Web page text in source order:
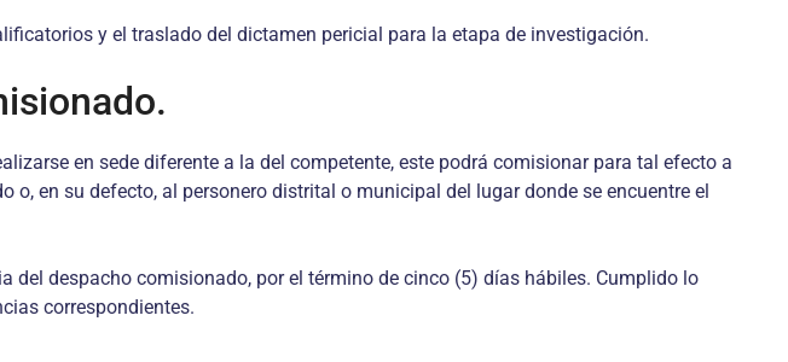
y el traslado del dictamen pericial para la etapa de investigación.
en sede diferente a la del competente, este podrá comisionar para tal efecto a
en su defecto, al personero distrital o municipal del lugar donde se encuentre el
del despacho comisionado, por el término de cinco (5) días hábiles. Cumplido lo
correspondientes.